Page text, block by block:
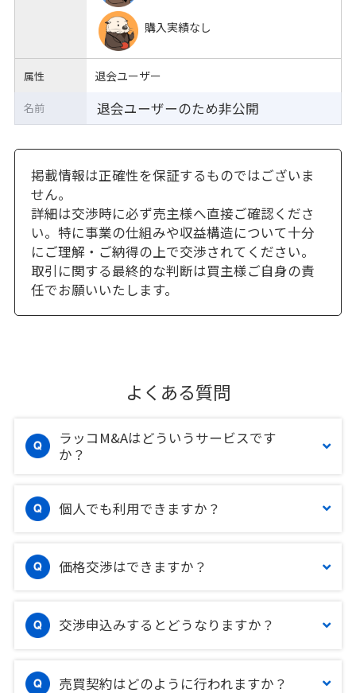
購入実績なし
属性 退会ユーザー
退会ユーザーのため非公開
名前
掲載情報は正確性を保証するものではございま
せん。
詳細は交渉時に必ず売主様へ直接ご確認くださ
い。特に事業の仕組みや収益構造について十分
にご理解・ご納得の上で交渉されてください。
取引に関する最終的な判断は買主様ご自身の責
任でお願いいたします。
よくある質問
ラッコM&Aはどういうサービスです
か？
個人でも利用できますか？
価格交渉はできますか？
交渉申込みするとどうなりますか？
売買契約はどのように行われますか？